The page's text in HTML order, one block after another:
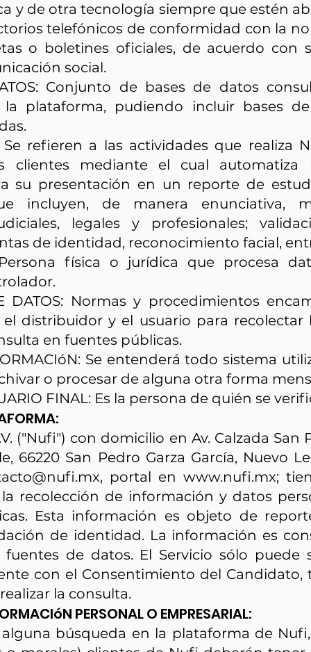
y de otra tecnología siempre que estén
telefónicos de conformidad con la
o boletines oficiales, de acuerdo con
social.
Conjunto de bases de datos
plataforma, pudiendo incluir bases
Se refieren a las actividades que realiza
clientes mediante el cual automatiza
su presentación en un reporte de
incluyen, de manera enunciativa,
legales y profesionales;
de identidad, reconocimiento facial,
Persona física o jurídica que procesa
DATOS: Normas y procedimientos
distribuidor y el usuario para recolectar
en fuentes públicas.
Se entenderá todo sistema
o procesar de alguna otra forma
FINAL: Es la persona de quién se
("Nufi") con domicilio en Av. Calzada San
66220 San Pedro Garza García, Nuevo
, portal en www.nufi.mx;
recolección de información y datos
Esta información es objeto de
de identidad. La información es
fuentes de datos. El Servicio sólo puede
con el Consentimiento del Candidato,
la consulta.
PERSONAL O EMPRESARIAL:
alguna búsqueda en la plataforma de